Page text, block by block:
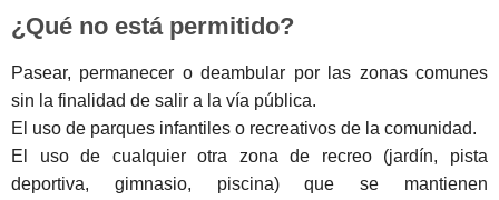
¿Qué no está permitido?
Pasear, permanecer o deambular por las zonas comunes
sin la finalidad de salir a la vía pública.
El uso de parques infantiles o recreativos de la comunidad.
El uso de cualquier otra zona de recreo (jardín, pista
deportiva, gimnasio, piscina) que se mantienen